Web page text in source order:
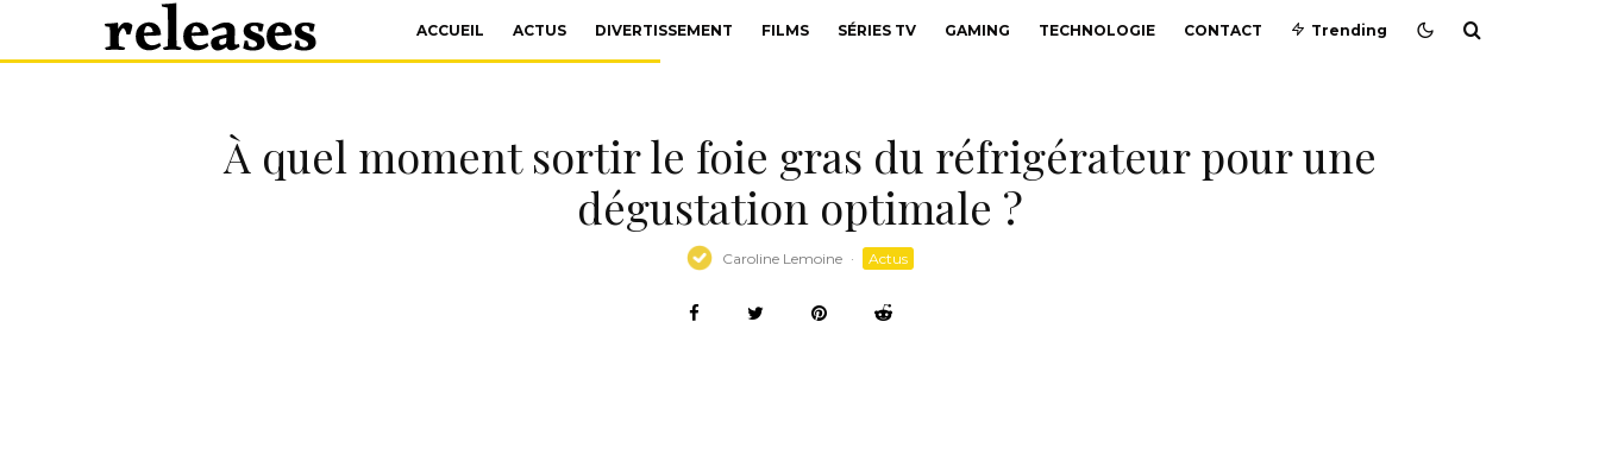
ACCUEIL ACTUS DIVERTISSEMENT FILMS SÉRIES TV GAMING TECHNOLOGIE CONTACT Trending
À quel moment sortir le foie gras du réfrigérateur pour une
dégustation optimale ?
Caroline Lemoine · Actus